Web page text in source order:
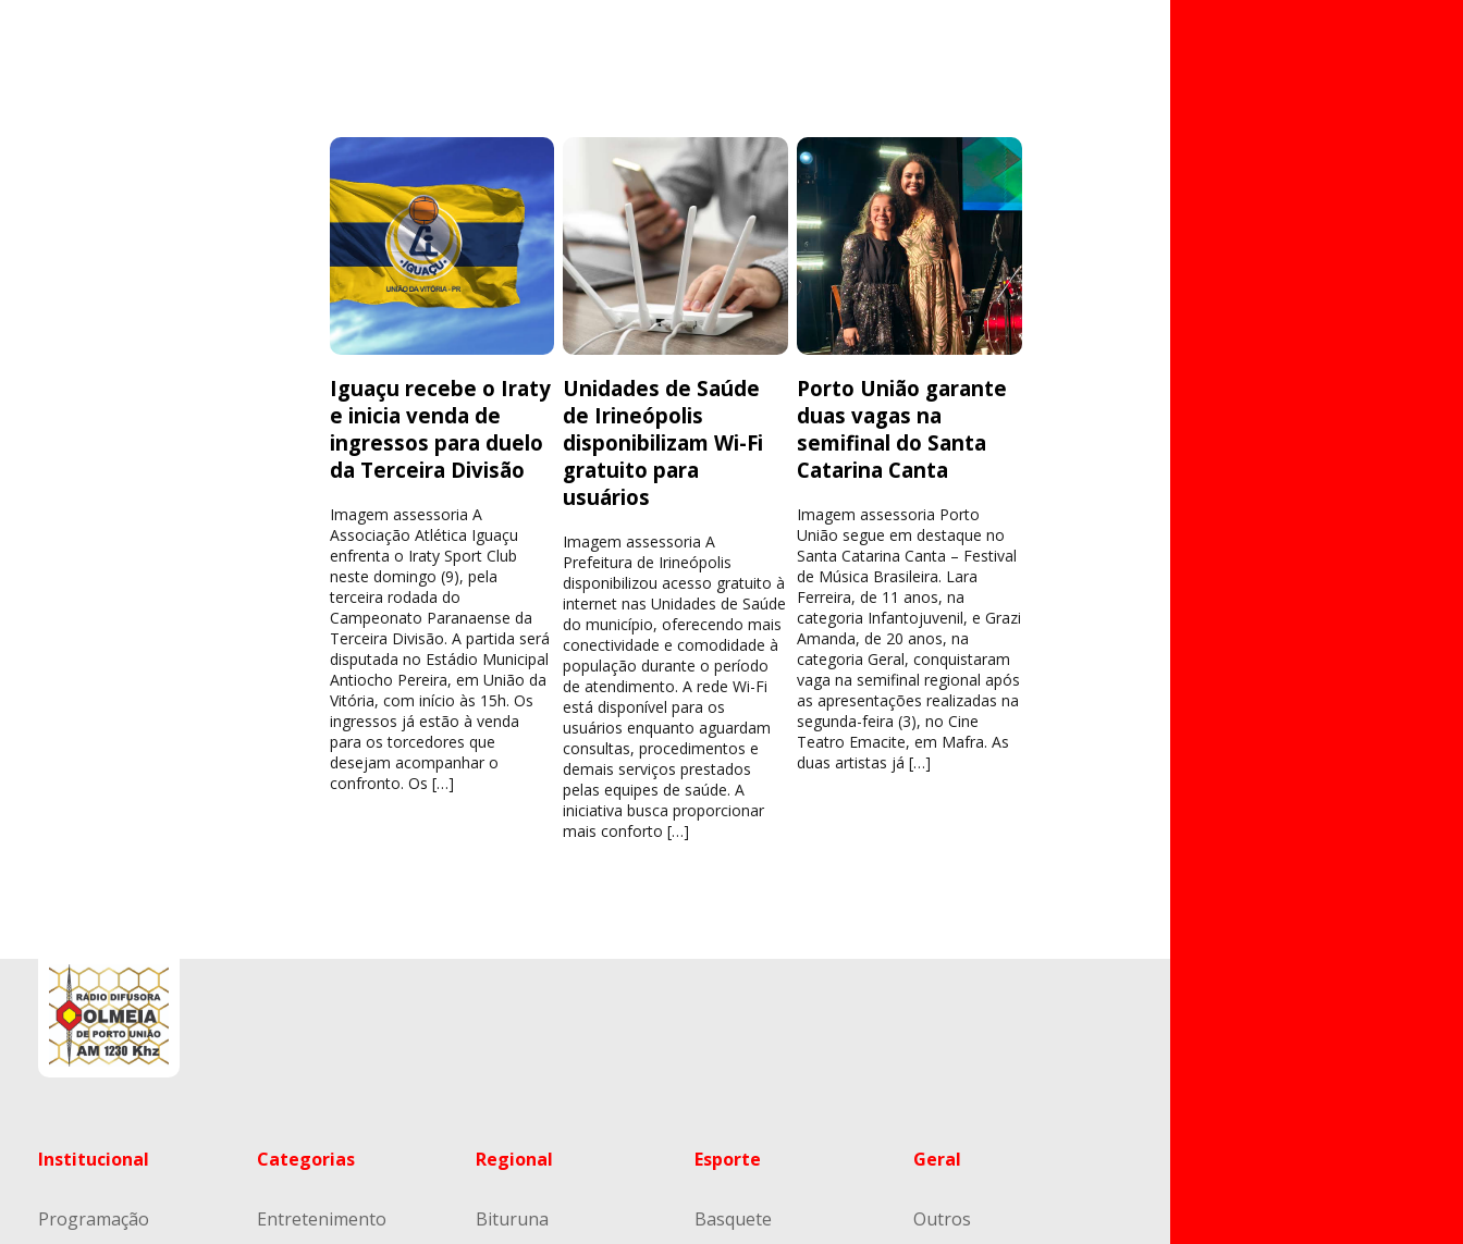
Iguaçu recebe o Iraty
e inicia venda de
ingressos para duelo
da Terceira Divisão
Imagem assessoria A
Associação Atlética Iguaçu
enfrenta o Iraty Sport Club
neste domingo (9), pela
terceira rodada do
Campeonato Paranaense da
Terceira Divisão. A partida será
disputada no Estádio Municipal
Antiocho Pereira, em União da
Vitória, com início às 15h. Os
ingressos já estão à venda
para os torcedores que
desejam acompanhar o
confronto. Os […]
Unidades de Saúde
de Irineópolis
disponibilizam Wi-Fi
gratuito para
usuários
Imagem assessoria A
Prefeitura de Irineópolis
disponibilizou acesso gratuito à
internet nas Unidades de Saúde
do município, oferecendo mais
conectividade e comodidade à
população durante o período
de atendimento. A rede Wi-Fi
está disponível para os
usuários enquanto aguardam
consultas, procedimentos e
demais serviços prestados
pelas equipes de saúde. A
iniciativa busca proporcionar
mais conforto […]
Porto União garante
duas vagas na
semifinal do Santa
Catarina Canta
Imagem assessoria Porto
União segue em destaque no
Santa Catarina Canta – Festival
de Música Brasileira. Lara
Ferreira, de 11 anos, na
categoria Infantojuvenil, e Grazi
Amanda, de 20 anos, na
categoria Geral, conquistaram
vaga na semifinal regional após
as apresentações realizadas na
segunda-feira (3), no Cine
Teatro Emacite, em Mafra. As
duas artistas já […]
Institucional
Programação
Categorias
Entretenimento
Regional
Bituruna
Esporte
Basquete
Geral
Outros